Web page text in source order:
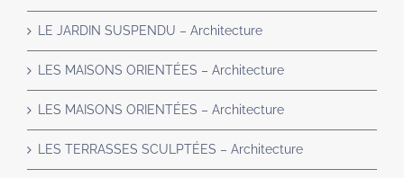
LE JARDIN SUSPENDU – Architecture
LES MAISONS ORIENTÉES – Architecture
LES MAISONS ORIENTÉES – Architecture
LES TERRASSES SCULPTÉES – Architecture